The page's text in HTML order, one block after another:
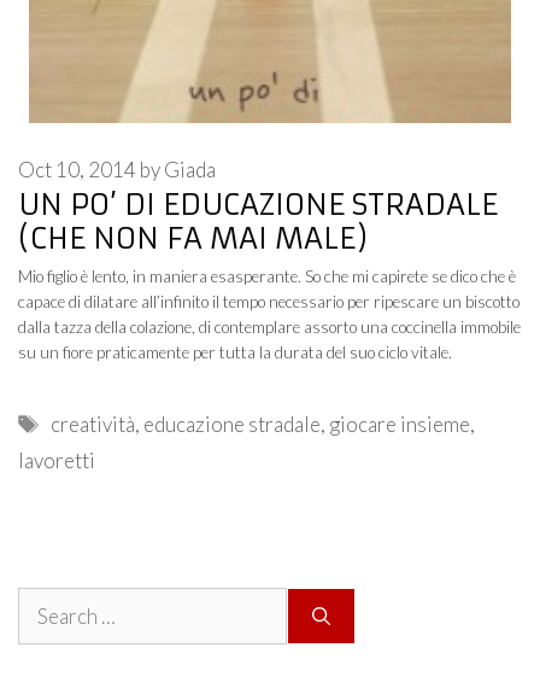
UN PO’ DI EDUCAZIONE STRADALE
(CHE NON FA MAI MALE)
Oct 10, 2014 byGiada
Mio figlio è lento, in maniera esasperante. So che mi capirete se dico che è
capace di dilatare all’infinito il tempo necessario per ripescare un biscotto
dalla tazza della colazione, di contemplare assorto una coccinella immobile
su un fiore praticamente per tutta la durata del suo ciclo vitale.
Tags
creatività, educazione stradale, giocare insieme,
lavoretti
Search